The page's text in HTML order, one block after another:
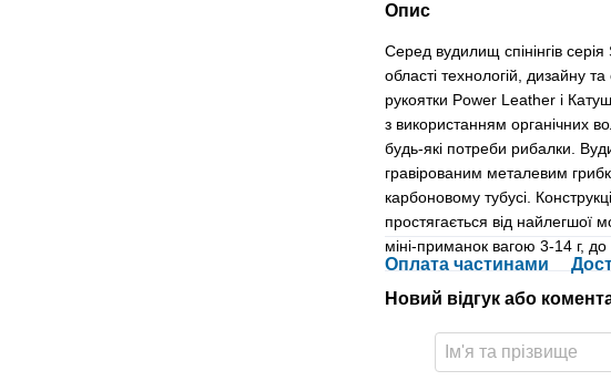
Опис
Серед вудилищ спінінгів
області технологій, дизайну
рукоятки Power Leather і
з використанням органічних
будь-які потреби рибалки.
гравірованим металевим
карбоновому тубусі.
простягається від найлегшої
міні-приманок вагою 3-14 г, до
Оплата частинами
Новий відгук або